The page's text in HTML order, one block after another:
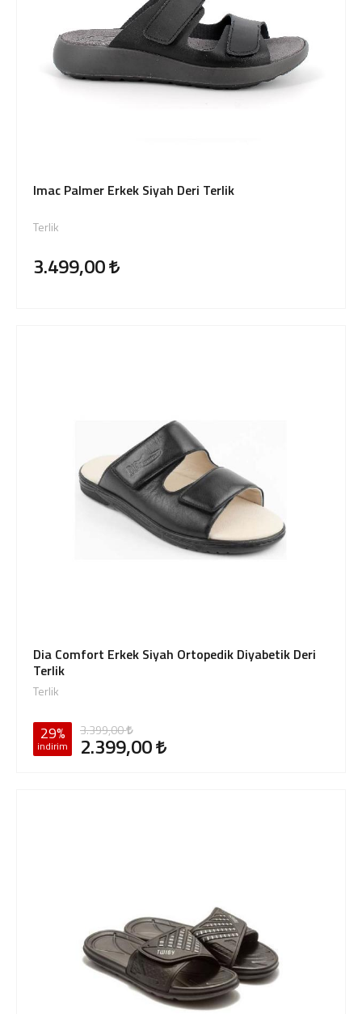
Imac Palmer Erkek Siyah Deri Terlik
Terlik
3.499,00
Dia Comfort Erkek Siyah Ortopedik Diyabetik Deri
Terlik
Terlik
29%
indirim
3.399,00
2.399,00